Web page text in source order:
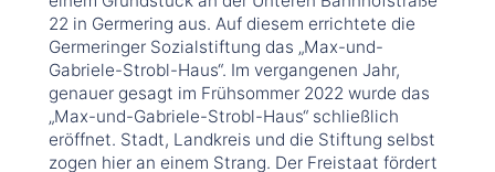
22 in Germering aus. Auf diesem errichtete die
Germeringer Sozialstiftung das „Max-und-
Gabriele-Strobl-Haus“. Im vergangenen Jahr,
genauer gesagt im Frühsommer 2022 wurde das
„Max-und-Gabriele-Strobl-Haus“ schließlich
eröffnet. Stadt, Landkreis und die Stiftung selbst
zogen hier an einem Strang. Der Freistaat fördert